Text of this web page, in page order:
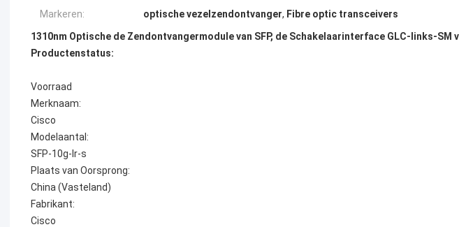
Markeren: optische vezelzendontvanger, Fibre optic transceivers
1310nm Optische de Zendontvangermodule van SFP, de Schakelaarinterface GLC-links-SM
Productenstatus:
Voorraad
Merknaam:
Cisco
Modelaantal:
SFP-10g-lr-s
Plaats van Oorsprong:
China (Vasteland)
Fabrikant:
Cisco